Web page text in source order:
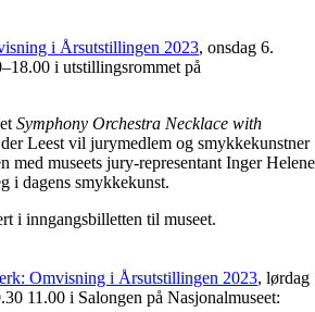
i Årsutstillingen 2023, onsdag 6.
i utstillingsrommet på
Symphony Orchestra Necklace with
Leest vil jurymedlem og smykkekunstner
med museets jury-representant Inger Helene
i dagens smykkekunst.
i inngangsbilletten til museet.
Omvisning i Årsutstillingen 2023, lørdag
11.00 i Salongen på Nasjonalmuseet: